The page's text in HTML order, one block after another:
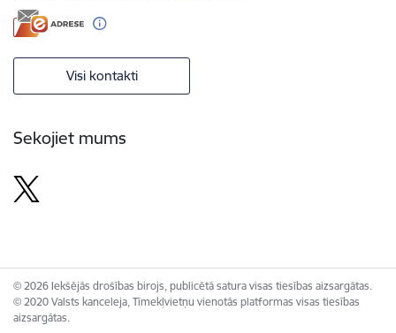
Visi kontakti
Sekojiet mums
© 2026 Iekšējās drošības birojs, publicētā satura visas tiesības aizsargātas.
© 2020 Valsts kanceleja, Tīmekļvietņu vienotās platformas visas tiesības
aizsargātas.